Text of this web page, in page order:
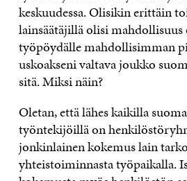
keskuudessa. Olisikin erittäin
lainsäätäjillä olisi mahdollisuus
työpöydälle mahdollisimman
uskoakseni valtava joukko
sitä. Miksi näin?
Oletan, että lähes kaikilla
työntekijöillä on
jonkinlainen kokemus lain
yhteistoiminnasta työpaikalla.